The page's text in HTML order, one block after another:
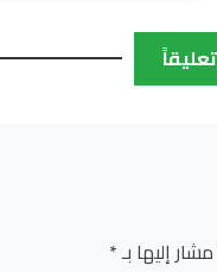
إليها بـ*